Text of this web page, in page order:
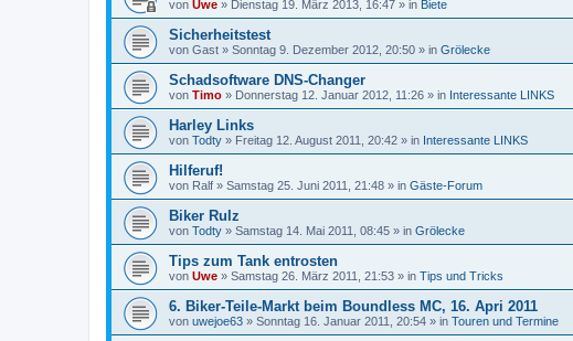
von Uwe » Dienstag 19. März 2013, 16:47 » in Biete
Sicherheitstest
von Gast » Sonntag 9. Dezember 2012, 20:50 » in Grölecke
Schadsoftware DNS-Changer
von Timo » Donnerstag 12. Januar 2012, 11:26 » in Interessante LINKS
Harley Links
von Todty » Freitag 12. August 2011, 20:42 » in Interessante LINKS
Hilferuf!
von Ralf » Samstag 25. Juni 2011, 21:48 » in Gäste-Forum
Biker Rulz
von Todty » Samstag 14. Mai 2011, 08:45 » in Grölecke
Tips zum Tank entrosten
von Uwe » Samstag 26. März 2011, 21:53 » in Tips und Tricks
6. Biker-Teile-Markt beim Boundless MC, 16. Apri 2011
von uwejoe63 » Sonntag 16. Januar 2011, 20:54 » in Touren und Termine